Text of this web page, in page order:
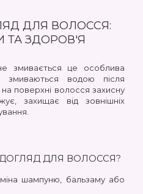
ДЛЯ ВОЛОССЯ:
ТА ЗДОРОВ'Я
змивається це особлива
змиваються водою після
поверхні волосся захисну
захищає від зовнішніх
ДЛЯ ВОЛОССЯ?
шампуню, бальзаму або